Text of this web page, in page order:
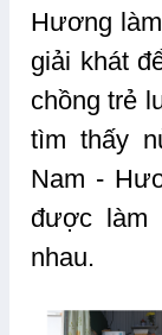
Hương
giải khát
chồng trẻ
tìm thấy
Nam -
được làm
nhau.